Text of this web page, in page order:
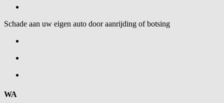
Schade aan uw eigen auto door aanrijding of botsing
WA